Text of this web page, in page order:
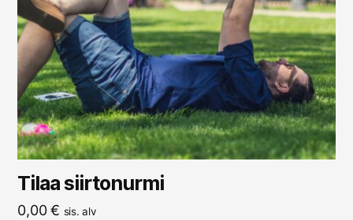
Tilaa siirtonurmi
0,00€ sis. alv